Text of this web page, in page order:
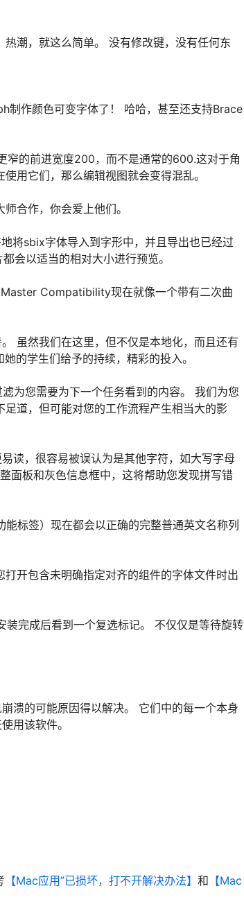
潮，就这么简单。 没有修改键，没有任何东
制作颜色可变字体了！ 哈哈，甚至还支持Brace
窄的前进宽度200，而不是通常的600.这对于角
用它们，那么编辑视图就会变得混乱。
合作，你会爱上他们。
将sbix字体导入到字形中，并且导出也已经过
会以适当的相对大小进行预览。
Compatibility现在就像一个带有二次曲
虽然我们在这里，但不仅是本地化，而且还有
的学生们给予的持续，精彩的投入。
为您需要为下一个任务看到的内容。 我们为您
道，但可能对您的工作流程产生相当大的影
读，很容易被误认为是其他字符，如大写字母
面板和灰色信息框中，这将帮助您发现拼写错
标签）现在都会以正确的完整普通英文名称列
开包含未明确指定对齐的组件的字体文件时出
装完成后看到一个复选标记。 不仅仅是等待旋转
溃的可能原因得以解决。 它们中的每一个本身
用该软件。
【Mac应用”已损坏，打不开解决办法】 和 【Mac